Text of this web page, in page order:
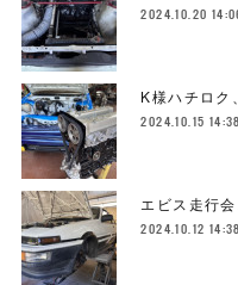
2024.10.20
K様ハチロク
2024.10.15 14:38
エビス走行
2024.10.12 14:38